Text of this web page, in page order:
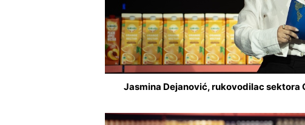
Jasmina Dejanović, rukovodilac